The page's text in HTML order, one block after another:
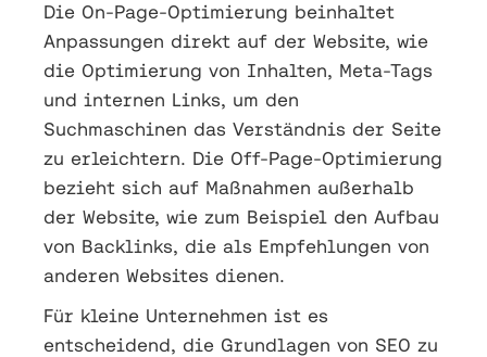
Die On-Page-Optimierung beinhaltet
Anpassungen direkt auf der Website, wie
die Optimierung von Inhalten, Meta-Tags
und internen Links, um den
Suchmaschinen das Verständnis der Seite
zu erleichtern. Die Off-Page-Optimierung
bezieht sich auf Maßnahmen außerhalb
der Website, wie zum Beispiel den Aufbau
von Backlinks, die als Empfehlungen von
anderen Websites dienen.
Für kleine Unternehmen ist es
entscheidend, die Grundlagen von SEO zu